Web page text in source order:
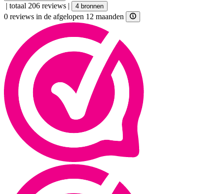
| totaal 206 reviews | 4 bronnen
0 reviews in de afgelopen 12 maanden